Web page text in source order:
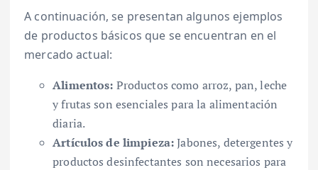
A continuación, se presentan algunos ejemplos
de productos básicos que se encuentran en el
mercado actual:
Alimentos: Productos como arroz, pan, leche
y frutas son esenciales para la alimentación
diaria.
Artículos de limpieza:Jabones, detergentes y
productos desinfectantes son necesarios para